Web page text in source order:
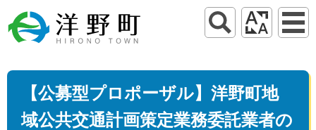
【公募型プロポーザル】洋野町地
域公共交通計画策定業務委託業者の